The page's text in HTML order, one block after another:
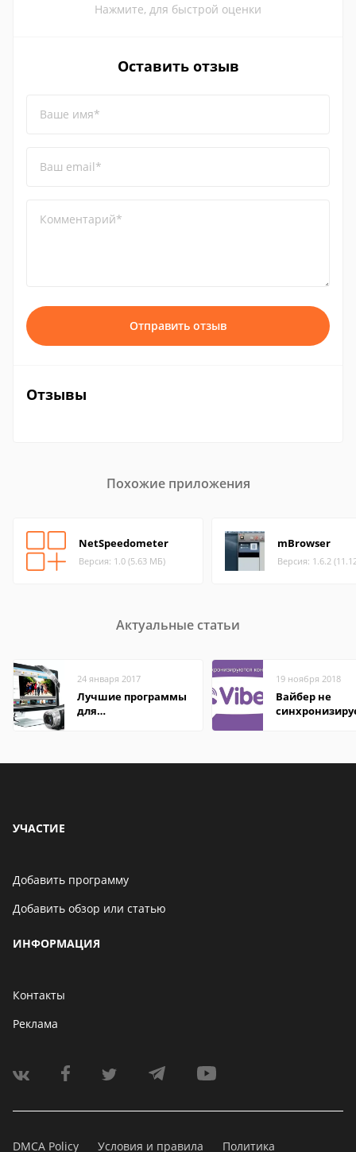
Нажмите, для быстрой оценки
Оставить отзыв
Ваше имя*
Ваш email*
Комментарий*
Отправить отзыв
Отзывы
Похожие приложения
NetSpeedometer
Версия: 1.0 (5.63 МБ)
mBrowser
Версия: 1.6.2
Актуальные статьи
24 января 2017
Лучшие программы
для
19 ноября 2018
Вайбер не
УЧАСТИЕ
Добавить программу
Добавить обзор или статью
ИНФОРМАЦИЯ
Контакты
Реклама
DMCA Policy Условия и правила Политика